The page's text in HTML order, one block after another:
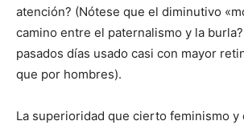
atención? (Nótese que el diminutivo
camino entre el paternalismo y la
pasados días usado casi con mayor
que por hombres).
La superioridad que cierto feminismo y